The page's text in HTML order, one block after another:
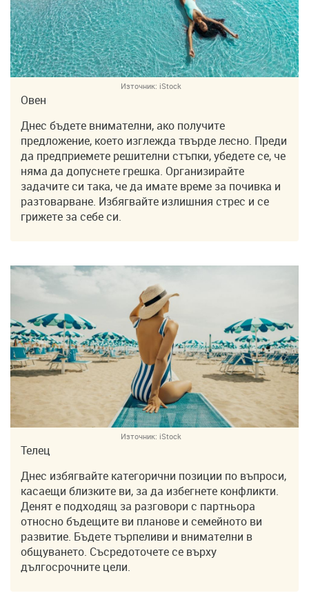
Източник: iStock
Овен
Днес бъдете внимателни, ако получите
предложение, което изглежда твърде лесно. Преди
да предприемете решителни стъпки, убедете се, че
няма да допуснете грешка. Организирайте
задачите си така, че да имате време за почивка и
разтоварване. Избягвайте излишния стрес и се
грижете за себе си.
Източник: iStock
Телец
Днес избягвайте категорични позиции по въпроси,
касаещи близките ви, за да избегнете конфликти.
Денят е подходящ за разговори с партньора
относно бъдещите ви планове и семейното ви
развитие. Бъдете търпеливи и внимателни в
общуването. Съсредоточете се върху
дългосрочните цели.